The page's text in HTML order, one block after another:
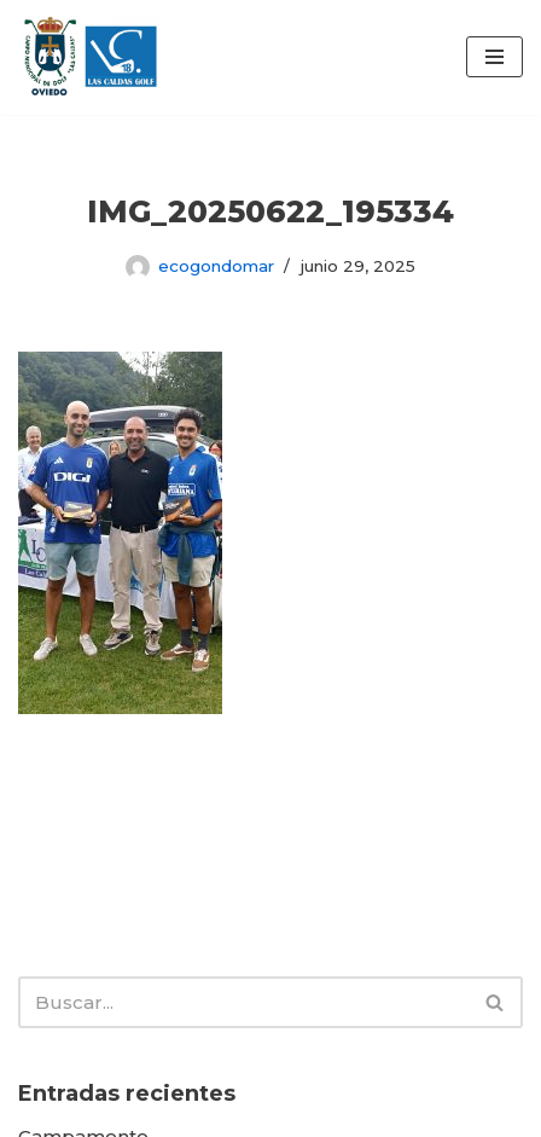
Saltar
al
IMG_20250622_195334
ecogondomar junio 29, 2025
Entradas recientes